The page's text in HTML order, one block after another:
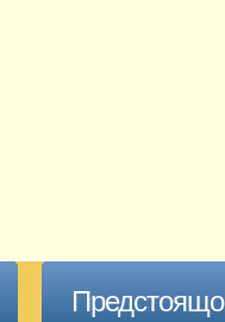
Предстоящо